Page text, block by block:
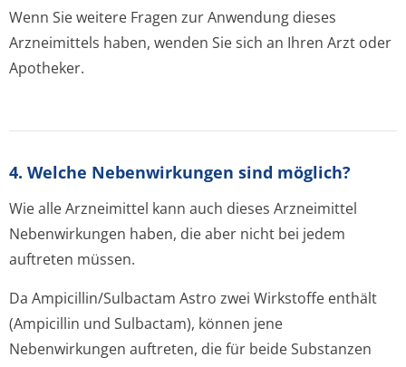
Wenn Sie weitere Fragen zur Anwendung dieses
Arzneimittels haben, wenden Sie sich an Ihren Arzt oder
Apotheker.
4. Welche Nebenwirkungen sind möglich?
Wie alle Arzneimittel kann auch dieses Arzneimittel
Nebenwirkungen haben, die aber nicht bei jedem
auftreten müssen.
Da Ampicillin/Sul­bactam Astro zwei Wirkstoffe enthält
(Ampicillin und Sulbactam), können jene
Nebenwirkungen auftreten, die für beide Substanzen